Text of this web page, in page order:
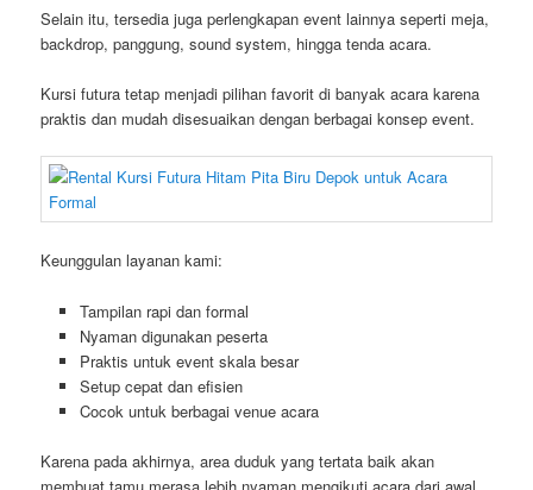
Selain itu, tersedia juga perlengkapan event lainnya seperti meja,
backdrop, panggung, sound system, hingga tenda acara.
Kursi futura tetap menjadi pilihan favorit di banyak acara karena
praktis dan mudah disesuaikan dengan berbagai konsep event.
Keunggulan layanan kami:
Tampilan rapi dan formal
Nyaman digunakan peserta
Praktis untuk event skala besar
Setup cepat dan efisien
Cocok untuk berbagai venue acara
Karena pada akhirnya, area duduk yang tertata baik akan
membuat tamu merasa lebih nyaman mengikuti acara dari awal